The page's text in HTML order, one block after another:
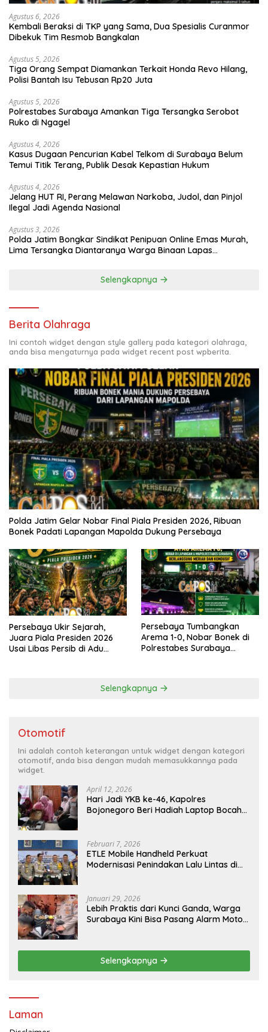
Agustus 6, 2026
Kembali Beraksi di TKP yang Sama, Dua Spesialis Curanmor
Dibekuk Tim Resmob Bangkalan
Agustus 5, 2026
Tiga Orang Sempat Diamankan Terkait Honda Revo Hilang,
Polisi Bantah Isu Tebusan Rp20 Juta
Agustus 5, 2026
Polrestabes Surabaya Amankan Tiga Tersangka Serobot
Ruko di Ngagel
Agustus 4, 2026
Kasus Dugaan Pencurian Kabel Telkom di Surabaya Belum
Temui Titik Terang, Publik Desak Kepastian Hukum
Agustus 4, 2026
Jelang HUT RI, Perang Melawan Narkoba, Judol, dan Pinjol
Ilegal Jadi Agenda Nasional
Agustus 3, 2026
Polda Jatim Bongkar Sindikat Penipuan Online Emas Murah,
Lima Tersangka Diantaranya Warga Binaan Lapas
Selengkapnya
Berita Olahraga
Ini contoh widget dengan style gallery pada kategori olahraga,
anda bisa mengaturnya pada widget recent post wpberita.
Polda Jatim Gelar Nobar Final Piala Presiden 2026, Ribuan
Bonek Padati Lapangan Mapolda Dukung Persebaya
Persebaya Ukir Sejarah,
Juara Piala Presiden 2026
Usai Libas Persib di Adu
Persebaya Tumbangkan
Arema 1-0, Nobar Bonek di
Polrestabes Surabaya
Selengkapnya
Otomotif
Ini adalah contoh keterangan untuk widget dengan kategori
otomotif, anda bisa dengan mudah memasukkannya pada
widget.
April 12, 2026
Hari Jadi YKB ke-46, Kapolres
Bojonegoro Beri Hadiah Laptop Bocah
Februari 7, 2026
ETLE Mobile Handheld Perkuat
Modernisasi Penindakan Lalu Lintas di
Januari 29, 2026
Lebih Praktis dari Kunci Ganda, Warga
Surabaya Kini Bisa Pasang Alarm Motor
Selengkapnya
Laman